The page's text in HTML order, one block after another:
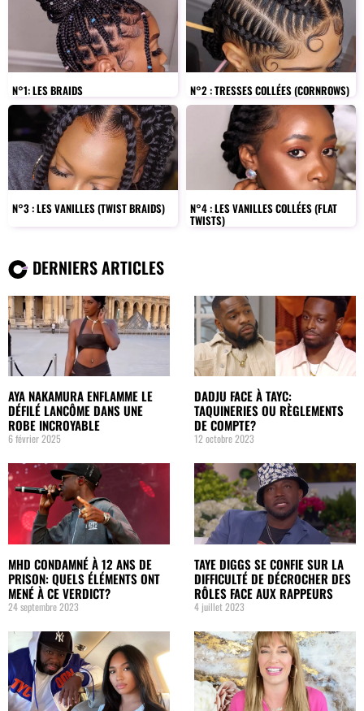
N°1: LES BRAIDS N°2 : TRESSES COLLÉES (CORNROWS)
N°3 : LES VANILLES (TWIST BRAIDS) N°4 : LES VANILLES COLLÉES (FLAT
TWISTS)
DERNIERS ARTICLES
AYA NAKAMURA ENFLAMME LE
DÉFILÉ LANCÔME DANS UNE
ROBE INCROYABLE
6 février 2025
DADJU FACE À TAYC:
TAQUINERIES OU RÈGLEMENTS
DE COMPTE?
12 octobre 2023
MHD CONDAMNÉ À 12 ANS DE
PRISON: QUELS ÉLÉMENTS ONT
MENÉ À CE VERDICT?
24 septembre 2023
TAYE DIGGS SE CONFIE SUR LA
DIFFICULTÉ DE DÉCROCHER DES
RÔLES FACE AUX RAPPEURS
4 juillet 2023